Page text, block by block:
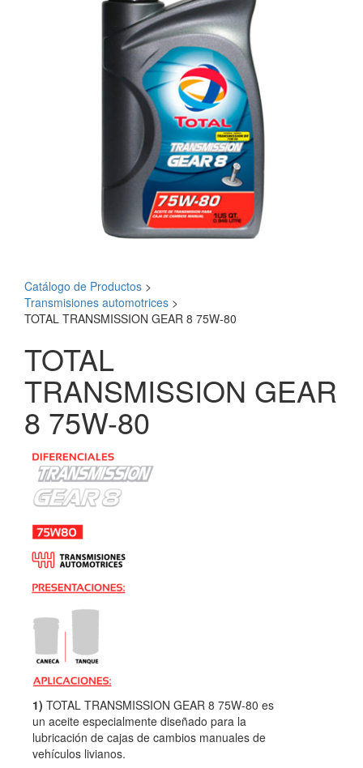
Catálogo de Productos >
Transmisiones automotrices >
TOTAL TRANSMISSION GEAR 8 75W-80
TOTAL
TRANSMISSION GEAR
8 75W-80
1) TOTAL TRANSMISSION GEAR 8 75W-80 es
un aceite especialmente diseñado para la
lubricación de cajas de cambios manuales de
vehículos livianos.